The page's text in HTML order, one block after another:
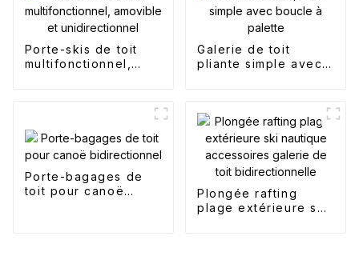
Porte-skis de toit
multifonctionnel,
Galerie de toit
pliante simple avec
Porte-bagages de
toit pour canoë
Plongée rafting
plage extérieure ski